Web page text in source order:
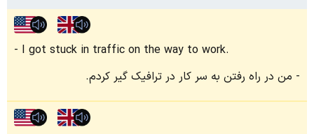
I got stuck in traffic on the way to work.
من در راه رفتن به سر کار در ترافیک گیر کردم.